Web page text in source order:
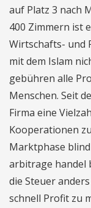
auf Platz 3 nach
400 Zimmern ist
Wirtschafts- und
mit dem Islam
gebühren alle
Menschen. Seit
Firma eine
Kooperationen
Marktphase
arbitrage handel
die Steuer
schnell Profit zu